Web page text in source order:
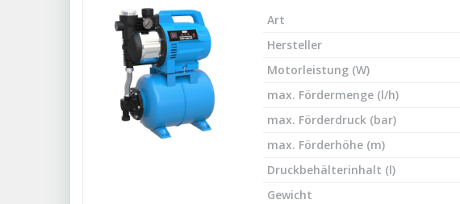
Art
Hersteller
Motorleistung (W)
max. Fördermenge (l/h)
max. Förderdruck (bar)
max. Förderhöhe (m)
Druckbehälterinhalt (l)
Gewicht